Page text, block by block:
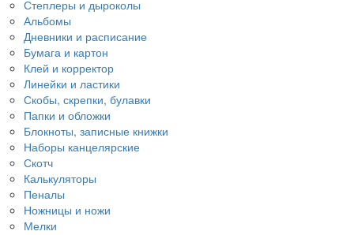
Степлеры и дыроколы
Альбомы
Дневники и расписание
Бумага и картон
Клей и корректор
Линейки и ластики
Скобы, скрепки, булавки
Папки и обложки
Блокноты, записные книжки
Наборы канцелярские
Скотч
Калькуляторы
Пеналы
Ножницы и ножи
Мелки